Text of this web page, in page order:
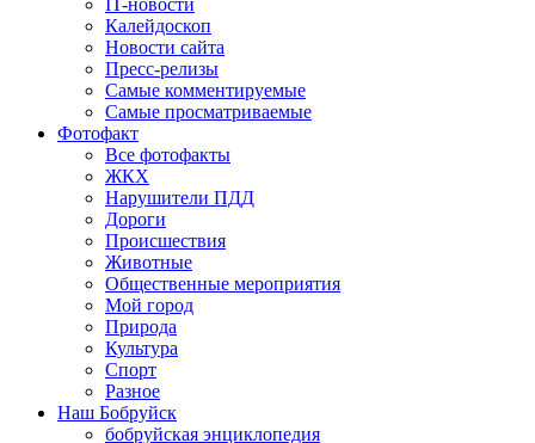
IT-новости
Калейдоскоп
Новости сайта
Пресс-релизы
Самые комментируемые
Самые просматриваемые
Фотофакт
Все фотофакты
ЖКХ
Нарушители ПДД
Дороги
Происшествия
Животные
Общественные мероприятия
Мой город
Природа
Культура
Спорт
Разное
Наш Бобруйск
бобруйская энциклопедия